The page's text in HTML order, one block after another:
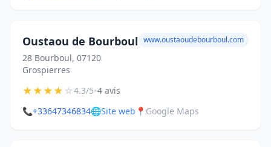
Oustaou de Bourboul
28 Bourboul, 07120
Grospierres
www.oustaoudebourboul.com
★★★★☆4.3/5•4 avis
📞+33647346834🌐Site web 📍 Google Maps